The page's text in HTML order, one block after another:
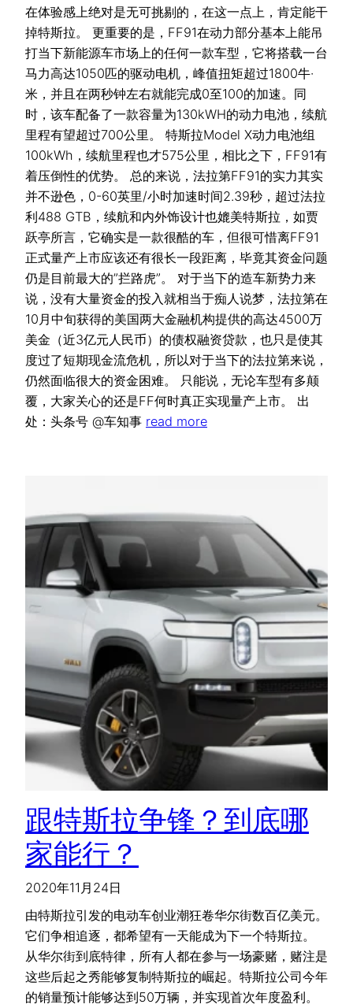
在体验感上绝对是无可挑剔的，在这一点上，肯定能干
掉特斯拉。 更重要的是，FF91在动力部分基本上能吊
打当下新能源车市场上的任何一款车型，它将搭载一台
马力高达1050匹的驱动电机，峰值扭矩超过1800牛·
米，并且在两秒钟左右就能完成0至100的加速。同
时，该车配备了一款容量为130kWH的动力电池，续航
里程有望超过700公里。 特斯拉Model X动力电池组
100kWh，续航里程也才575公里，相比之下，FF91有
着压倒性的优势。 总的来说，法拉第FF91的实力其实
并不逊色，0-60英里/小时加速时间2.39秒，超过法拉
利488 GTB，续航和内外饰设计也媲美特斯拉，如贾
跃亭所言，它确实是一款很酷的车，但很可惜离FF91
正式量产上市应该还有很长一段距离，毕竟其资金问题
仍是目前最大的”拦路虎”。 对于当下的造车新势力来
说，没有大量资金的投入就相当于痴人说梦，法拉第在
10月中旬获得的美国两大金融机构提供的高达4500万
美金（近3亿元人民币）的债权融资贷款，也只是使其
度过了短期现金流危机，所以对于当下的法拉第来说，
仍然面临很大的资金困难。 只能说，无论车型有多颠
覆，大家关心的还是FF何时真正实现量产上市。 出
处：头条号 @车知事 read more
跟特斯拉争锋？到底哪
家能行？
2020年11月24日
由特斯拉引发的电动车创业潮狂卷华尔街数百亿美元。
它们争相追逐，都希望有一天能成为下一个特斯拉。
从华尔街到底特律，所有人都在参与一场豪赌，赌注是
这些后起之秀能够复制特斯拉的崛起。特斯拉公司今年
的销量预计能够达到50万辆，并实现首次年度盈利。